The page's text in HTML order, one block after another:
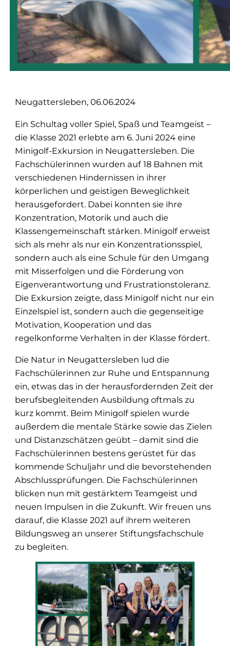
Neugattersleben, 06.06.2024
Ein Schultag voller Spiel, Spaß und Teamgeist –
die Klasse 2021 erlebte am 6. Juni 2024 eine
Minigolf-Exkursion in Neugattersleben. Die
Fachschülerinnen wurden auf 18 Bahnen mit
verschiedenen Hindernissen in ihrer
körperlichen und geistigen Beweglichkeit
herausgefordert. Dabei konnten sie ihre
Konzentration, Motorik und auch die
Klassengemeinschaft stärken. Minigolf erweist
sich als mehr als nur ein Konzentrationsspiel,
sondern auch als eine Schule für den Umgang
mit Misserfolgen und die Förderung von
Eigenverantwortung und Frustrationstoleranz.
Die Exkursion zeigte, dass Minigolf nicht nur ein
Einzelspiel ist, sondern auch die gegenseitige
Motivation, Kooperation und das
regelkonforme Verhalten in der Klasse fördert.
Die Natur in Neugattersleben lud die
Fachschülerinnen zur Ruhe und Entspannung
ein, etwas das in der herausfordernden Zeit der
berufsbegleitenden Ausbildung oftmals zu
kurz kommt. Beim Minigolf spielen wurde
außerdem die mentale Stärke sowie das Zielen
und Distanzschätzen geübt – damit sind die
Fachschülerinnen bestens gerüstet für das
kommende Schuljahr und die bevorstehenden
Abschlussprüfungen. Die Fachschülerinnen
blicken nun mit gestärktem Teamgeist und
neuen Impulsen in die Zukunft. Wir freuen uns
darauf, die Klasse 2021 auf ihrem weiteren
Bildungsweg an unserer Stiftungsfachschule
zu begleiten.